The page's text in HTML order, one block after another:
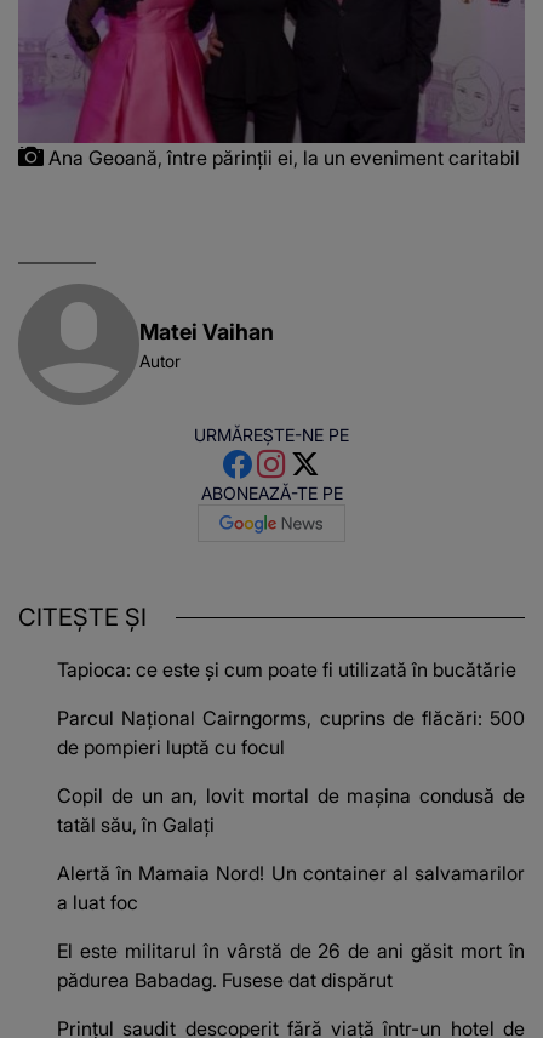
Ana Geoană, între părinții ei, la un eveniment caritabil
Matei Vaihan
Autor
URMĂREȘTE-NE PE
ABONEAZĂ-TE PE
CITEȘTE ȘI
Tapioca: ce este și cum poate fi utilizată în bucătărie
Parcul Național Cairngorms, cuprins de flăcări: 500
de pompieri luptă cu focul
Copil de un an, lovit mortal de mașina condusă de
tatăl său, în Galați
Alertă în Mamaia Nord! Un container al salvamarilor
a luat foc
El este militarul în vârstă de 26 de ani găsit mort în
pădurea Babadag. Fusese dat dispărut
Prințul saudit descoperit fără viață într-un hotel de